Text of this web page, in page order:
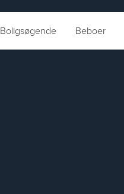
Boligsøgende Beboer